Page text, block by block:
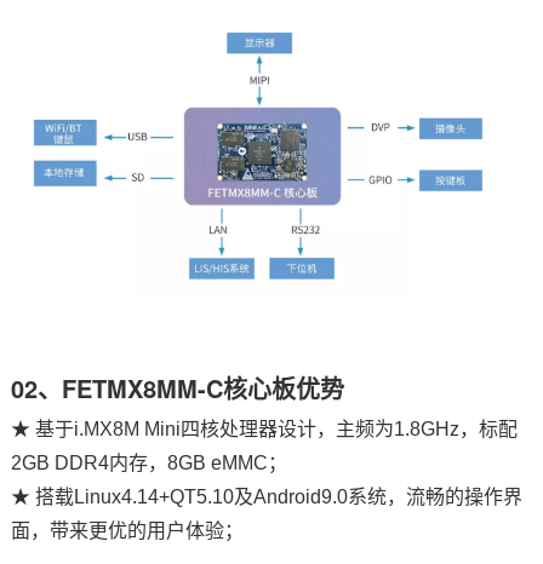
02、FETMX8MM-C核心板优势
★ 基于i.MX8M Mini四核处理器设计，主频为1.8GHz，标配
2GB DDR4内存，8GB eMMC；
★ 搭载Linux4.14+QT5.10及Android9.0系统，流畅的操作界
面，带来更优的用户体验；